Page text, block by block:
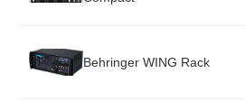
Behringer WING Rack